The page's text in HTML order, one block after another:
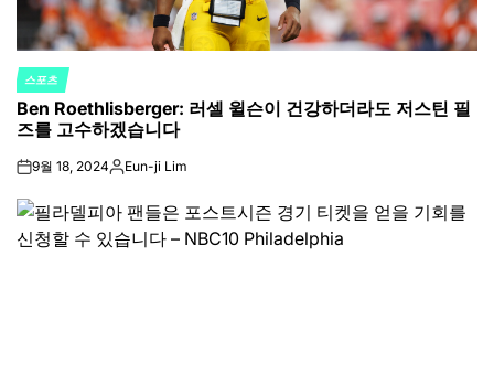
POSTED
IN
스포츠
Ben Roethlisberger: 러셀 윌슨이 건강하더라도 저스틴 필
즈를 고수하겠습니다
on9월 18, 2024Posted
Eun-ji Lim